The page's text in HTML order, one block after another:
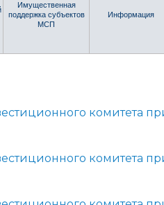
Имущественная
поддержка субъектов
МСП
Информация
комитета
комитета